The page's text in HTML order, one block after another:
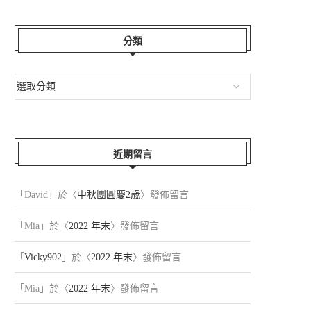
分類
近期留言
「 David 」於〈中秋團圓慶2歲〉發佈留言
「 Mia 」於〈2022 年末〉發佈留言
「 Vicky902 」於〈2022 年末〉發佈留言
「 Mia 」於〈2022 年末〉發佈留言